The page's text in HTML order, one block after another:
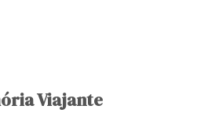
Viajante